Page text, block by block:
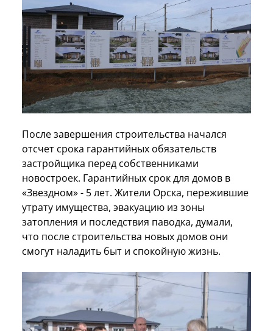
После завершения строительства начался
отсчет срока гарантийных обязательств
застройщика перед собственниками
новостроек. Гарантийных срок для домов в
«Звездном» - 5 лет. Жители Орска, пережившие
утрату имущества, эвакуацию из зоны
затопления и последствия паводка, думали,
что после строительства новых домов они
смогут наладить быт и спокойную жизнь.